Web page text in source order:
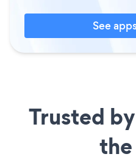
See
Trusted